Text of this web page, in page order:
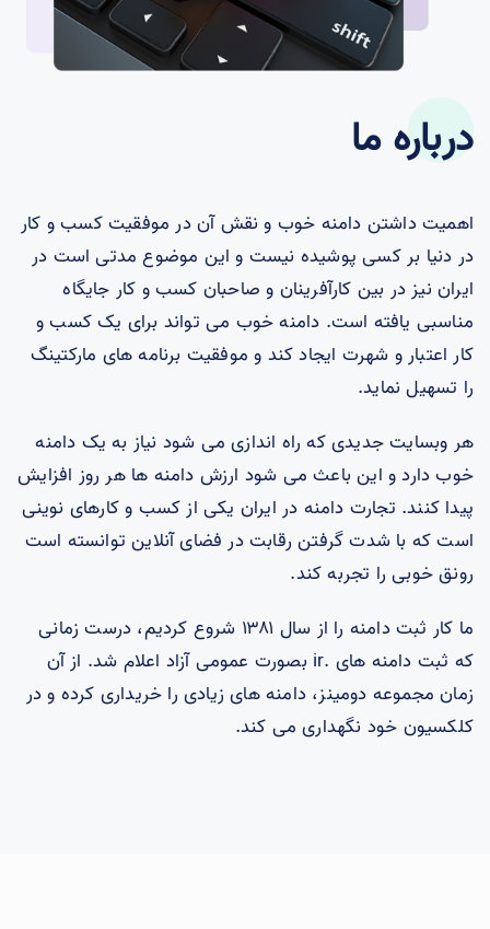
درباره ما
اهمیت داشتن دامنه خوب و نقش آن در موفقیت کسب و کار
در دنیا بر کسی پوشیده نیست و این موضوع مدتی است در
ایران نیز در بین کارآفرینان و صاحبان کسب و کار جایگاه
مناسبی یافته است. دامنه خوب می تواند برای یک کسب و
کار اعتبار و شهرت ایجاد کند و موفقیت برنامه های مارکتینگ
را تسهیل نماید.
هر وبسایت جدیدی که راه اندازی می شود نیاز به یک دامنه
خوب دارد و این باعث می شود ارزش دامنه ها هر روز افزایش
پیدا کنند. تجارت دامنه در ایران یکی از کسب و کارهای نوینی
است که با شدت گرفتن رقابت در فضای آنلاین توانسته است
رونق خوبی را تجربه کند.
ما کار ثبت دامنه را از سال ۱۳۸۱ شروع کردیم، درست زمانی
که ثبت دامنه های .ir بصورت عمومی آزاد اعلام شد. از آن
زمان مجموعه دومینز، دامنه های زیادی را خریداری کرده و در
کلکسیون خود نگهداری می کند.